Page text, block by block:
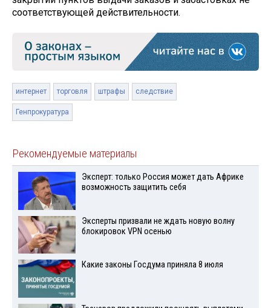
соответствующей действительности.
интернет торговля штрафы следствие
Генпрокуратура
Рекомендуемые материалы
Эксперт: только Россия может дать Африке
возможность защитить себя
Эксперты призвали не ждать новую волну
блокировок VPN осенью
Какие законы Госдума приняла 8 июля